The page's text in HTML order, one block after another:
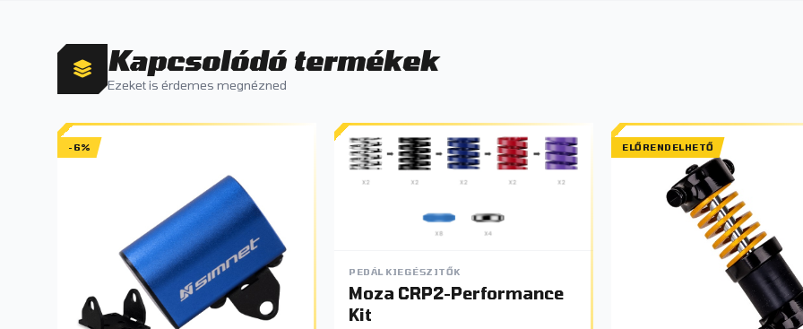
Kapcsolódó termékek
Ezeket is érdemes megnézned
-6%
PEDÁL KIEGÉSZITŐK
Moza CRP2-Performance
Kit
ELŐRENDELHETŐ